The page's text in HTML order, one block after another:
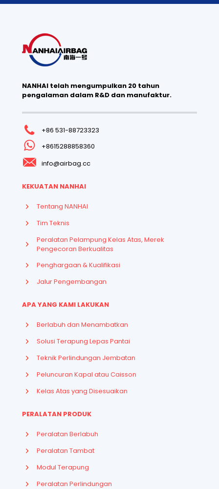
NANHAI telah mengumpulkan 20 tahun
pengalaman dalam R&D dan manufaktur.
+86 531-88723323
+8615288858360
info@airbag.cc
KEKUATAN NANHAI
Tentang NANHAI
Tim Teknis
Peralatan Pelampung Kelas Atas, Merek
Pengecoran Berkualitas
Penghargaan & Kualifikasi
Jalur Pengembangan
APA YANG KAMI LAKUKAN
Berlabuh dan Menambatkan
Solusi Terapung Lepas Pantai
Teknik Perlindungan Jembatan
Peluncuran Kapal atau Caisson
Kelas Atas yang Disesuaikan
PERALATAN PRODUK
Peralatan Berlabuh
Peralatan Tambat
Modul Terapung
Peralatan Perlindungan